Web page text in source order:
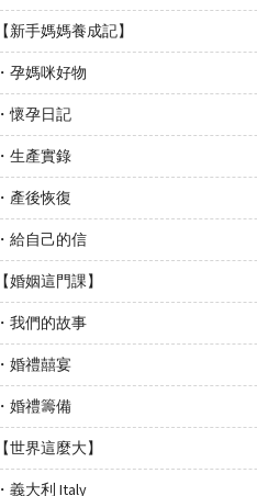
【新手媽媽養成記】
・孕媽咪好物
・懷孕日記
・生產實錄
・產後恢復
・給自己的信
【婚姻這門課】
・我們的故事
・婚禮囍宴
・婚禮籌備
【世界這麼大】
・義大利 Italy